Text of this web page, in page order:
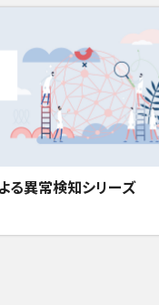
る異常検知シリーズ